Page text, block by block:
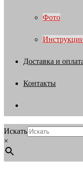
Фото
Доставка и
Контакты
Искать
×